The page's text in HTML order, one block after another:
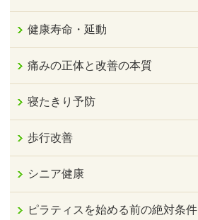
健康寿命・延動
痛みの正体と改善の本質
寝たきり予防
歩行改善
シニア健康
ピラティスを始める前の絶対条件